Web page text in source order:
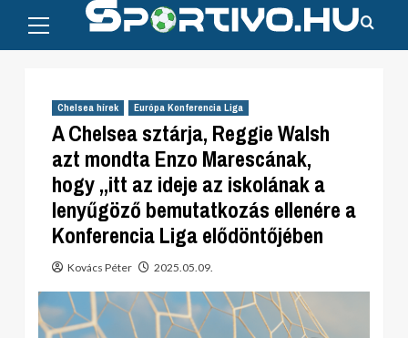
content
Menu
Chelsea hírek Európa Konferencia Liga
A Chelsea sztárja, Reggie Walsh
azt mondta Enzo Marescának,
hogy „itt az ideje az iskolának a
lenyűgöző bemutatkozás ellenére a
Konferencia Liga elődöntőjében
Kovács Péter 2025.05.09.